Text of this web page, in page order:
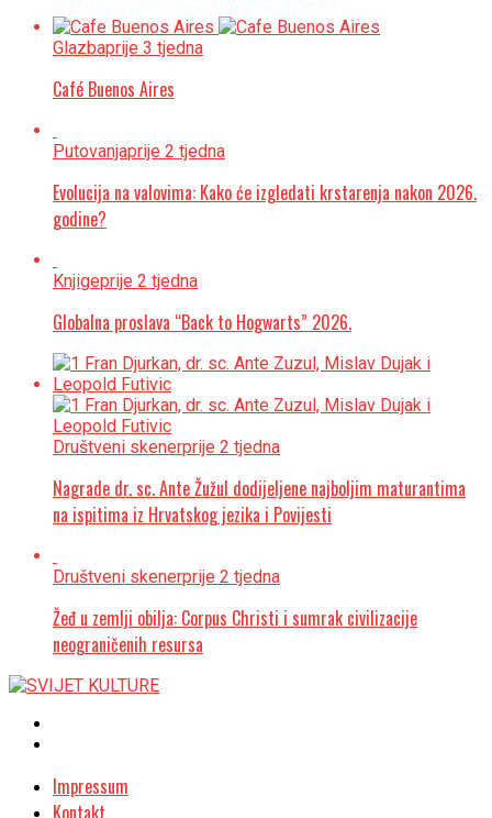
Glazbaprije 3 tjedna
Café Buenos Aires
Putovanjaprije 2 tjedna
Evolucija na valovima: Kako će izgledati krstarenja nakon 2026.
godine?
Knjigeprije 2 tjedna
Globalna proslava “Back to Hogwarts” 2026.
Društveni skenerprije 2 tjedna
Nagrade dr. sc. Ante Žužul dodijeljene najboljim maturantima
na ispitima iz Hrvatskog jezika i Povijesti
Društveni skenerprije 2 tjedna
Žeđ u zemlji obilja: Corpus Christi i sumrak civilizacije
neograničenih resursa
Impressum
Kontakt